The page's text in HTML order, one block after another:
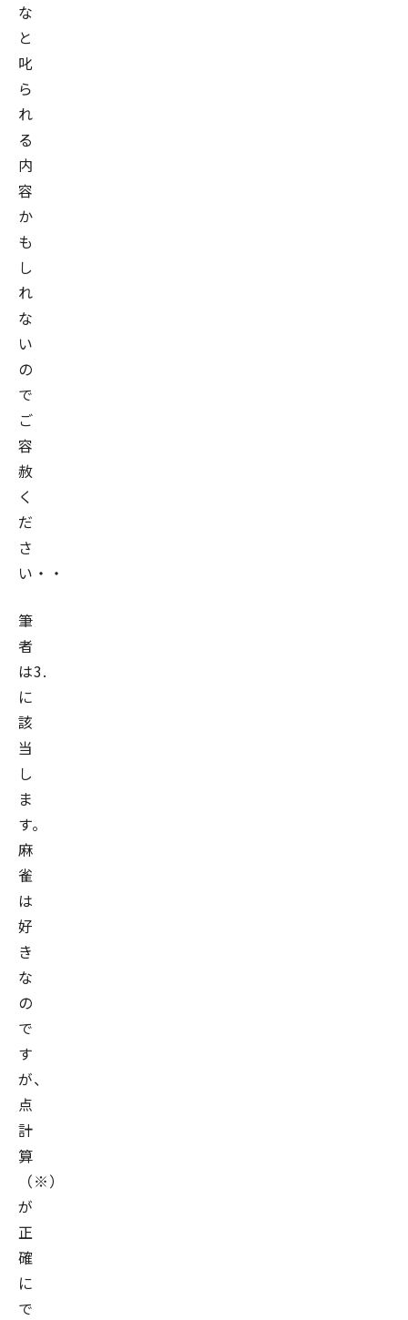
な
と
叱
ら
れ
る
内
容
か
も
し
れ
な
い
の
で
ご
容
赦
く
だ
さ
い・・・）
筆
者
は3.
に
該
当
し
ま
す。
麻
雀
は
好
き
な
の
で
す
が、
点
計
算
（※）
が
正
確
に
で